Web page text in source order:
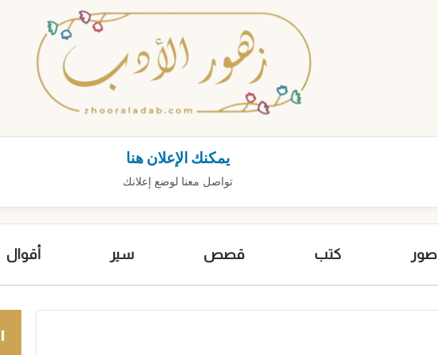
يمكنك الإعلان هنا
تواصل معنا لوضع إعلانك
صور كتب قصص سير أقوال